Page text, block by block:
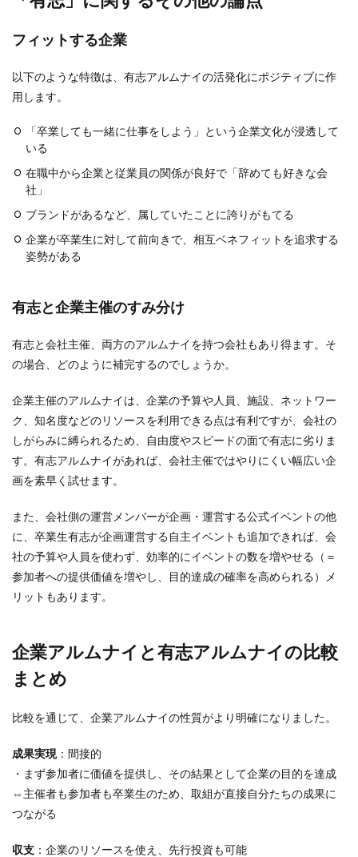
フィットする企業
以下のような特徴は、有志アルムナイの活発化にポジティブに作
用します。
「卒業しても一緒に仕事をしよう」という企業文化が浸透して
いる
在職中から企業と従業員の関係が良好で「辞めても好きな会
社」
ブランドがあるなど、属していたことに誇りがもてる
企業が卒業生に対して前向きで、相互ベネフィットを追求する
姿勢がある
有志と企業主催のすみ分け
有志と会社主催、両方のアルムナイを持つ会社もあり得ます。そ
の場合、どのように補完するのでしょうか。
企業主催のアルムナイは、企業の予算や人員、施設、ネットワー
ク、知名度などのリソースを利用できる点は有利ですが、会社の
しがらみに縛られるため、自由度やスピードの面で有志に劣りま
す。有志アルムナイがあれば、会社主催ではやりにくい幅広い企
画を素早く試せます。
また、会社側の運営メンバーが企画・運営する公式イベントの他
に、卒業生有志が企画運営する自主イベントも追加できれば、会
社の予算や人員を使わず、効率的にイベントの数を増やせる（＝
参加者への提供価値を増やし、目的達成の確率を高められる）メ
リットもあります。
企業アルムナイと有志アルムナイの比較
まとめ
比較を通じて、企業アルムナイの性質がより明確になりました。
成果実現：間接的
・まず参加者に価値を提供し、その結果として企業の目的を達成
⇔主催者も参加者も卒業生のため、取組が直接自分たちの成果に
つながる
収支 ：企業のリソースを使え、先行投資も可能